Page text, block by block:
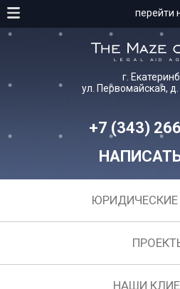
перейти
г.
ул. Первомайская,
+7 (343)
ЮРИДИЧЕСКИЕ
НАШИ